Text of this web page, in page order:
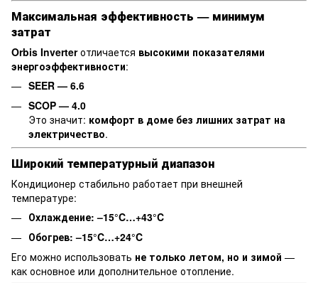
Максимальная эффективность — минимум
затрат
Orbis Inverterотличается высокими показателями
энергоэффективности:
SEER — 6.6
SCOP — 4.0
Это значит: комфорт в доме без лишних затрат на
электричество.
Широкий температурный диапазон
Кондиционер стабильно работает при внешней
температуре:
Охлаждение: –15°C…+43°C
Обогрев: –15°C…+24°C
Его можно использовать не только летом, но и зимой —
как основное или дополнительное отопление.